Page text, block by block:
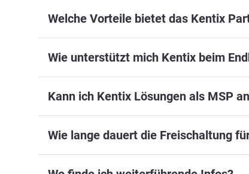
Welche Vorteile bietet das Kentix
Wie unterstützt mich Kentix beim
Kann ich Kentix Lösungen als MSP
Wie lange dauert die Freischaltung